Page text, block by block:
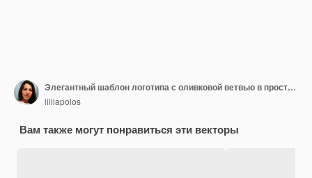
Элегантный шаблон логотипа с оливковой ветвью в простом линейном стиле
liliiapolos
Вам также могут понравиться эти векторы